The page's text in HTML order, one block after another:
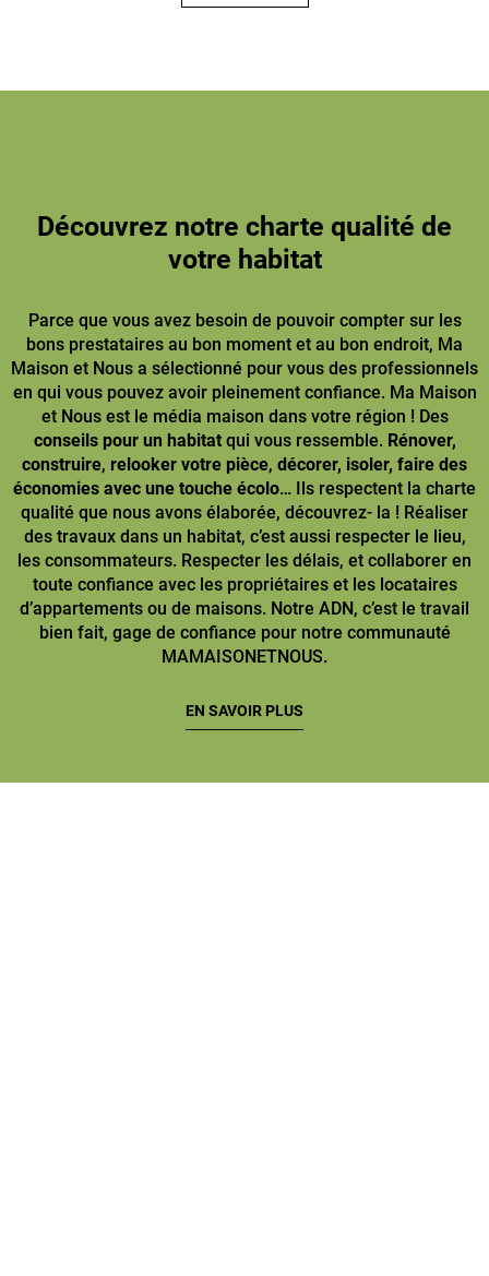
Découvrez notre charte qualité de
votre habitat
Parce que vous avez besoin de pouvoir compter sur les
bons prestataires au bon moment et au bon endroit, Ma
Maison et Nous a sélectionné pour vous des professionnels
en qui vous pouvez avoir pleinement confiance. Ma Maison
et Nous est le média maison dans votre région ! Des
conseils pour un habitatqui vous ressemble. Rénover,
construire, relooker votre pièce, décorer, isoler, faire des
économies avec une touche écolo… Ils respectent la charte
qualité que nous avons élaborée, découvrez- la ! Réaliser
des travaux dans un habitat, c’est aussi respecter le lieu,
les consommateurs. Respecter les délais, et collaborer en
toute confiance avec les propriétaires et les locataires
d’appartements ou de maisons. Notre ADN, c’est le travail
bien fait, gage de confiance pour notre communauté
MAMAISONETNOUS.
EN SAVOIR PLUS